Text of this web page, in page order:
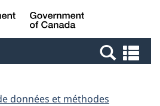
Passer
au
Passer
à
Canada
et
données et méthodes